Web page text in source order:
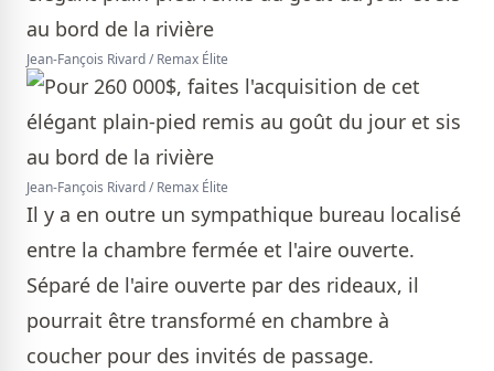
Jean-Fançois Rivard / Remax Élite
Jean-Fançois Rivard / Remax Élite
Il y a en outre un sympathique bureau localisé
entre la chambre fermée et l'aire ouverte.
Séparé de l'aire ouverte par des rideaux, il
pourrait être transformé en chambre à
coucher pour des invités de passage.